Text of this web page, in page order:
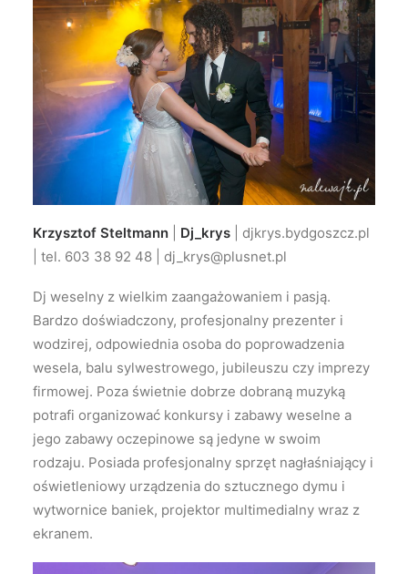
Krzysztof Steltmann Dj_krys | djkrys.bydgoszcz.pl
| tel. 603 38 92 48 | dj_krys@plusnet.pl
Dj weselny z wielkim zaangażowaniem i pasją.
Bardzo doświadczony, profesjonalny prezenter i
wodzirej, odpowiednia osoba do poprowadzenia
wesela, balu sylwestrowego, jubileuszu czy imprezy
firmowej. Poza świetnie dobrze dobraną muzyką
potrafi organizować konkursy i zabawy weselne a
jego zabawy oczepinowe są jedyne w swoim
rodzaju. Posiada profesjonalny sprzęt nagłaśniający i
oświetleniowy urządzenia do sztucznego dymu i
wytwornice baniek, projektor multimedialny wraz z
ekranem.